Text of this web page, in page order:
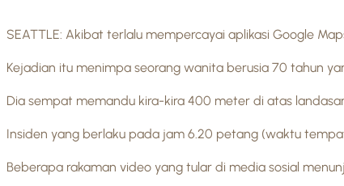
SEATTLE: Akibat terlalu mempercayai aplikasi Google
Kejadian itu menimpa seorang wanita berusia 70 tahun
Dia sempat memandu kira-kira 400 meter di atas
Insiden yang berlaku pada jam 6.20 petang (waktu
Beberapa rakaman video yang tular di media sosial